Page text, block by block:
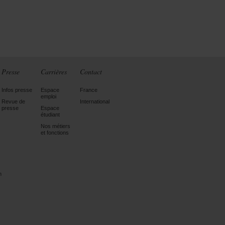
Presse
Infos presse
Revue de
presse
Carrières
Espace
emploi
Espace
étudiant
Nos métiers
et fonctions
Contact
France
International